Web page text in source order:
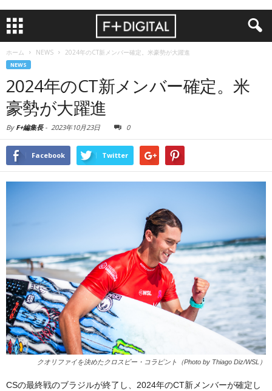
ホーム NEWS 2024年のCT新メンバー確定。米豪勢が大躍進
NEWS
2024年のCT新メンバー確定。米
豪勢が大躍進
By F+編集長- 2023年10月23日 0
Facebook Twitter
クオリファイを決めたクロスビー・コラピント（Photo by Thiago Diz/WSL）
CSの最終戦のブラジルが終了し、2024年のCT新メンバーが確定し